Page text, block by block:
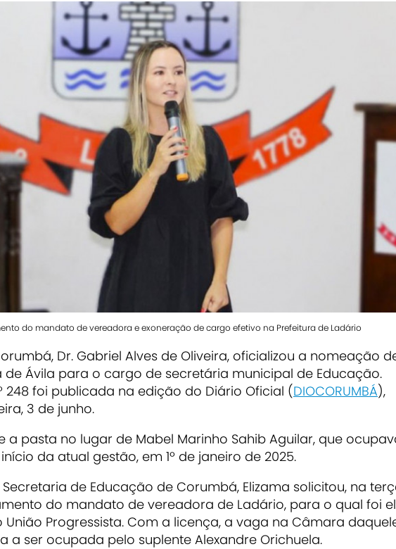
do mandato de vereadora e exoneração de cargo efetivo na Prefeitura de Ladário
Dr. Gabriel Alves de Oliveira, oficializou a nomeação
de Ávila para o cargo de secretária municipal de Educação.
248 foi publicada na edição do Diário Oficial (DIOCORUMBÁ),
3 de junho.
a pasta no lugar de Mabel Marinho Sahib Aguilar, que
da atual gestão, em 1º de janeiro de 2025.
de Educação de Corumbá, Elizama solicitou, na
do mandato de vereadora de Ladário, para o qual foi
Progressista. Com a licença, a vaga na Câmara
a ser ocupada pelo suplente Alexandre Orichuela.